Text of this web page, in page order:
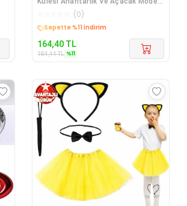
(0)
Kargo Bedava
164,40 TL
184,44TL %11